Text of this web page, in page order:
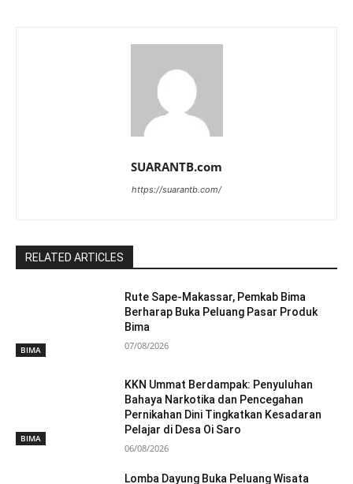
SUARANTB.com
https://suarantb.com/
RELATED ARTICLES
BIMA
Rute Sape-Makassar, Pemkab Bima
Berharap Buka Peluang Pasar Produk
Bima
07/08/2026
BIMA
KKN Ummat Berdampak: Penyuluhan
Bahaya Narkotika dan Pencegahan
Pernikahan Dini Tingkatkan Kesadaran
Pelajar di Desa Oi Saro
06/08/2026
Lomba Dayung Buka Peluang Wisata